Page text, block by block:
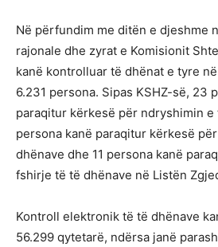
Në përfundim me ditën e djeshme
rajonale dhe zyrat e Komisionit
kanë kontrolluar të dhënat e tyre
6.231 persona. Sipas KSHZ-së, 23
paraqitur kërkesë për ndryshimin
persona kanë paraqitur kërkesë
dhënave dhe 11 persona kanë
fshirje të të dhënave në Listën
Kontroll elektronik të të dhënave
56.299 qytetarë, ndërsa janë